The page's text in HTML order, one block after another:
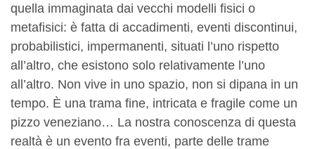
quella immaginata dai vecchi modelli fisici o
metafisici: è fatta di accadimenti, eventi discontinui,
probabilistici, impermanenti, situati l’uno rispetto
all’altro, che esistono solo relativamente l’uno
all’altro. Non vive in uno spazio, non si dipana in un
tempo. È una trama fine, intricata e fragile come un
pizzo veneziano… La nostra conoscenza di questa
realtà è un evento fra eventi, parte delle trame